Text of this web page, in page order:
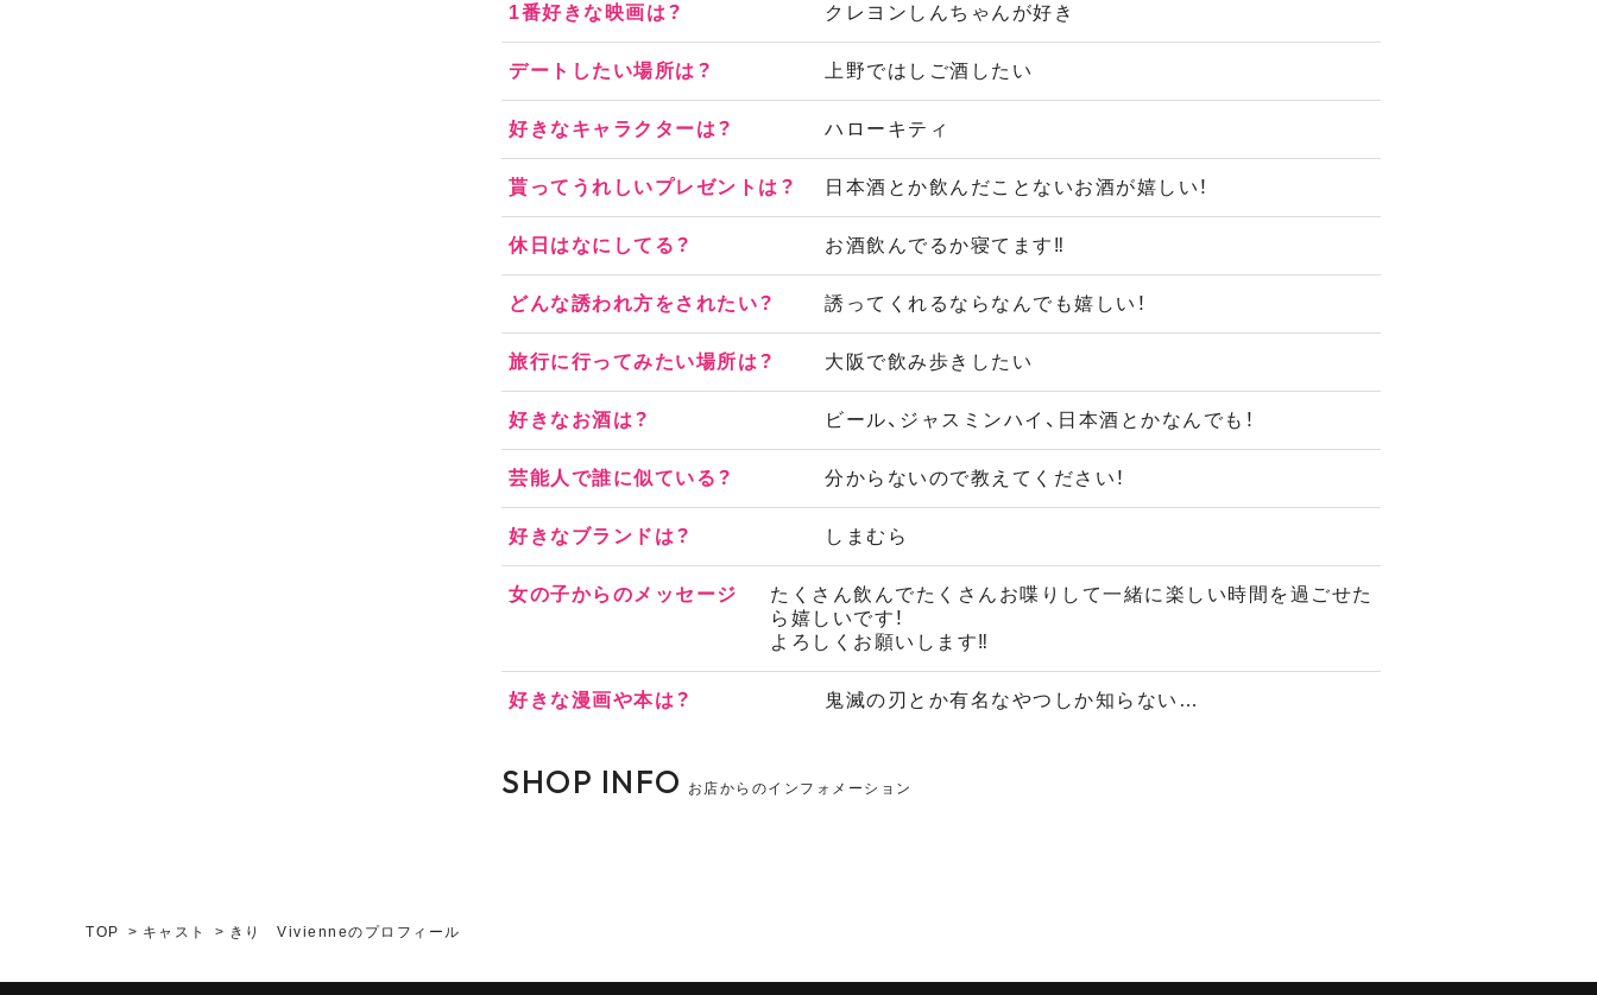
1番好きな映画は？ クレヨンしんちゃんが好き
デートしたい場所は？ 上野ではしご酒したい
好きなキャラクターは？ ハローキティ
貰ってうれしいプレゼントは？ 日本酒とか飲んだことないお酒が嬉しい！
休日はなにしてる？ お酒飲んでるか寝てます‼
どんな誘われ方をされたい？ 誘ってくれるならなんでも嬉しい！
旅行に行ってみたい場所は？ 大阪で飲み歩きしたい
好きなお酒は？ ビール、ジャスミンハイ、日本酒とかなんでも！
芸能人で誰に似ている？ 分からないので教えてください！
好きなブランドは？ しまむら
女の子からのメッセージ
たくさん飲んでたくさんお喋りして一緒に楽しい時間を過ごせた
ら嬉しいです！
よろしくお願いします‼
好きな漫画や本は？ 鬼滅の刃とか有名なやつしか知らない…
SHOP INFO お店からのインフォメーション
TOP キャスト きり Vivienneのプロフィール